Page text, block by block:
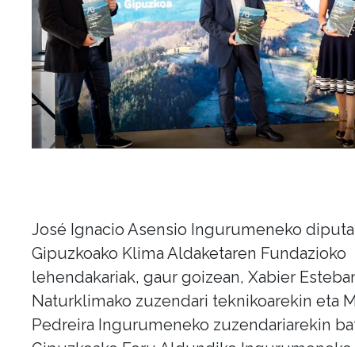
José Ignacio Asensio Ingurumeneko
Gipuzkoako Klima Aldaketaren Fundazioko
lehendakariak, gaur goizean, Xabier
Naturklimako zuzendari teknikoarekin eta
Pedreira Ingurumeneko zuzendariarekin